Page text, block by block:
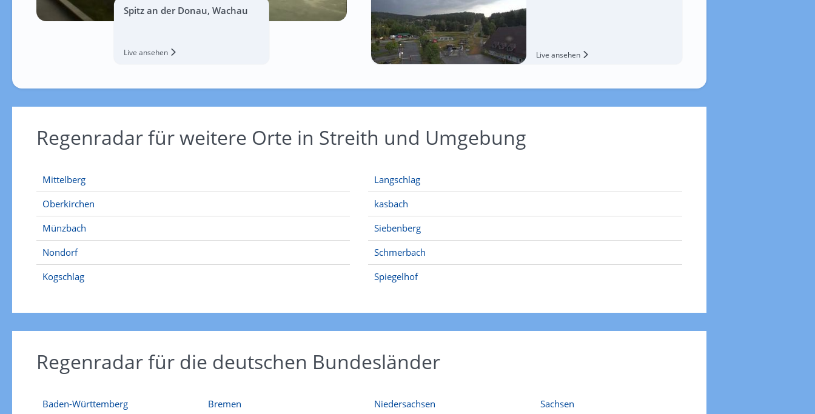
Spitz an der Donau, Wachau
Live ansehen Live ansehen
Regenradar für weitere Orte in Streith und Umgebung
Mittelberg
Oberkirchen
Münzbach
Nondorf
Kogschlag
Langschlag
kasbach
Siebenberg
Schmerbach
Spiegelhof
Regenradar für die deutschen Bundesländer
Baden-Württemberg
Bremen
Niedersachsen
Sachsen